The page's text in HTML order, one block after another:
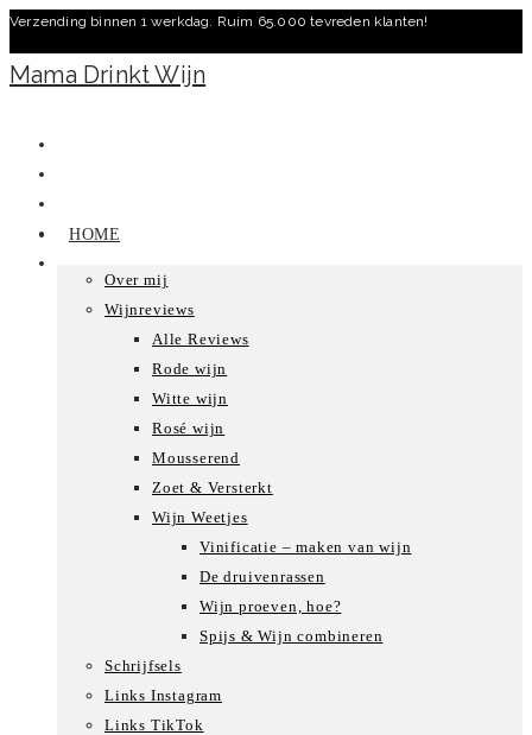
Ga
naar
inhoud
Verzending binnen 1 werkdag. Ruim 65.000 tevreden klanten!
Mama Drinkt Wijn
HOME
Over mij
Wijnreviews
Alle Reviews
Rode wijn
Witte wijn
Rosé wijn
Mousserend
Zoet & Versterkt
Wijn Weetjes
Vinificatie – maken van wijn
De druivenrassen
Wijn proeven, hoe?
Spijs & Wijn combineren
Schrijfsels
Links Instagram
Links TikTok